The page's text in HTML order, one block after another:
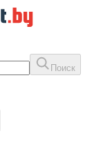
Поиск